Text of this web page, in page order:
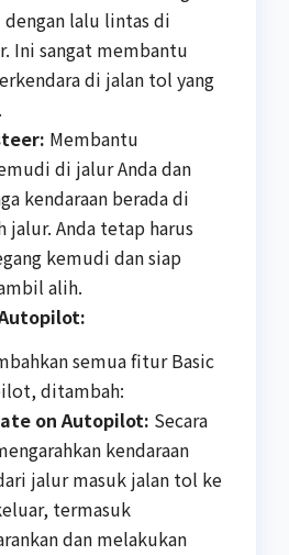
dengan lalu lintas di
Ini sangat membantu
di jalan tol yang
Membantu
di jalur Anda dan
kendaraan berada di
jalur. Anda tetap harus
kemudi dan siap
alih.
semua fitur Basic
ditambah:
on Autopilot: Secara
kendaraan
jalur masuk jalan tol ke
termasuk
dan melakukan